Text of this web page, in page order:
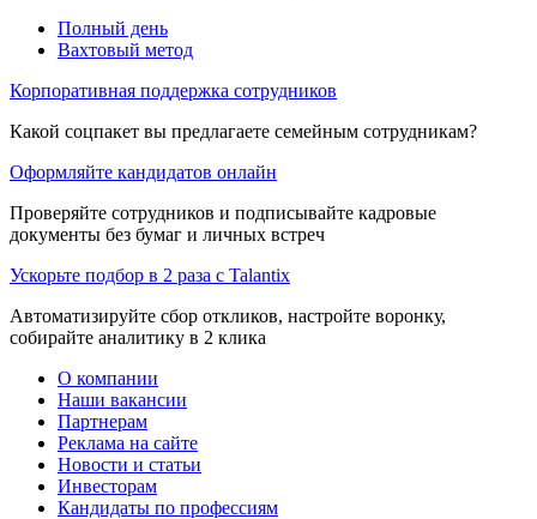
Полный день
Вахтовый метод
Корпоративная поддержка сотрудников
Какой соцпакет вы предлагаете семейным сотрудникам?
Оформляйте кандидатов онлайн
Проверяйте сотрудников и подписывайте кадровые
документы без бумаг и личных встреч
Ускорьте подбор в 2 раза с Talantix
Автоматизируйте сбор откликов, настройте воронку,
собирайте аналитику в 2 клика
О компании
Наши вакансии
Партнерам
Реклама на сайте
Новости и статьи
Инвесторам
Кандидаты по профессиям